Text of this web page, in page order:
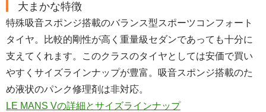
大まかな特徴
特殊吸音スポンジ搭載のバランス型スポーツコンフォート
タイヤ。比較的剛性が高く重量級セダンであっても十分に
支えてくれます。このクラスのタイヤとしては安価で買い
やすくサイズラインナップが豊富。吸音スポンジ搭載のた
め液状のパンク修理剤は非対応。
LE MANS Vの詳細とサイズラインナップ